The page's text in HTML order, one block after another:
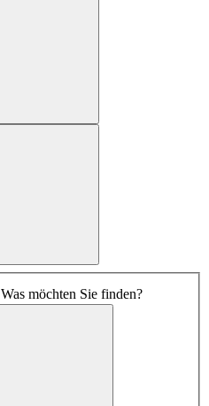
Was möchten Sie finden?